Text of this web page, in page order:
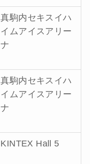
真駒内セキスイハ
イムアイスアリー
ナ
真駒内セキスイハ
イムアイスアリー
ナ
KINTEX Hall 5